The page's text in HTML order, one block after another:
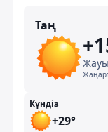
Таң
Күндіз
+29°